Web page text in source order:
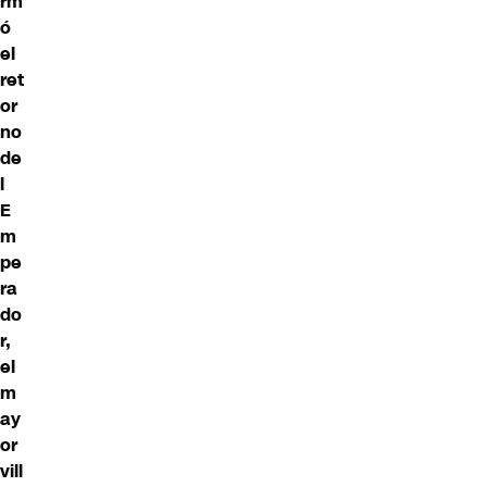
ó
el
ret
or
no
de
l
E
m
pe
ra
do
r,
el
m
ay
or
vill